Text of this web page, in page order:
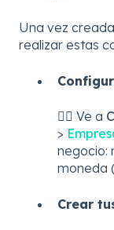
Una vez
realizar estas
👉🏼 Ve a
>
negocio:
moneda
Crear